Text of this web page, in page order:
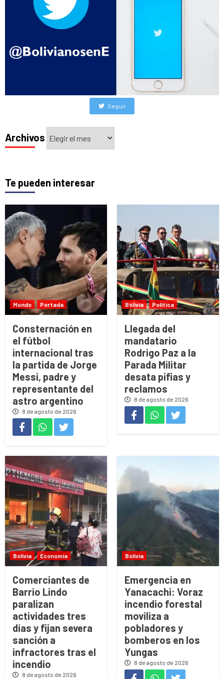
Seguir
Archivos
Archivos
Te pueden interesar
Mundo Portada
Consternación en
el fútbol
internacional tras
la partida de Jorge
Messi, padre y
representante del
astro argentino
8 de agosto de 2026
Bolivia Política
Llegada del
mandatario
Rodrigo Paz a la
Parada Militar
desata pifias y
reclamos
8 de agosto de 2026
Bolivia Economía
Comerciantes de
Barrio Lindo
paralizan
actividades tres
días y fijan severa
sanción a
infractores tras el
incendio
8 de agosto de 2026
Bolivia
Emergencia en
Yanacachi: Voraz
incendio forestal
moviliza a
pobladores y
bomberos en los
Yungas
8 de agosto de 2026